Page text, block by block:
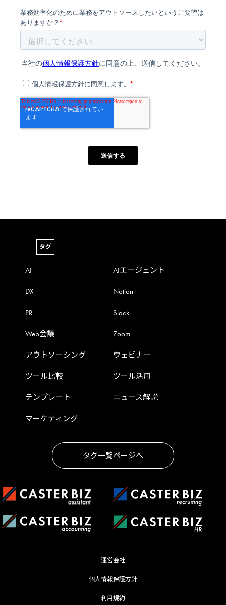
タグ
AI AIエージェント
DX Notion
PR Slack
Web会議 Zoom
アウトソーシング ウェビナー
ツール比較 ツール活用
テンプレート ニュース解説
マーケティング
タグ一覧ページへ
運営会社
個人情報保護方針
利用規約